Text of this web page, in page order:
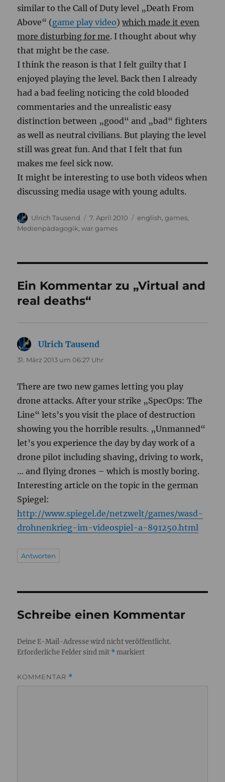
similar to the Call of Duty level „Death From
Above“ (game play video)which made it even
more disturbing for me. I thought about why
that might be the case.
I think the reason is that I felt guilty that I
enjoyed playing the level. Back then I already
had a bad feeling noticing the cold blooded
commentaries and the unrealistic easy
distinction between „good“ and „bad“ fighters
as well as neutral civilians. But playing the level
still was great fun. And that I felt that fun
makes me feel sick now.
It might be interesting to use both videos when
discussing media usage with young adults.
Autor
Ulrich Tausend
Veröffentlicht
am
7. April 2010 Kategorien
english,games,
Medienpädagogik,war games
Ein Kommentar zu „Virtual and
real deaths“
Ulrich Tausend
31. März 2013 um 06:27 Uhr
There are two new games letting you play
drone attacks. After your strike „SpecOps: The
Line“ lets’s you visit the place of destruction
showing you the horrible results. „Unmanned“
let’s you experience the day by day work of a
drone pilot including shaving, driving to work,
… and flying drones – which is mostly boring.
Interesting article on the topic in the german
Spiegel:
http://www.spiegel.de/netzwelt/games/wasd-
drohnenkrieg-im-videospiel-a-891250.html
Antworten
Schreibe einen Kommentar
Deine E-Mail-Adresse wird nicht veröffentlicht.
Erforderliche Felder sind mit * markiert
KOMMENTAR *